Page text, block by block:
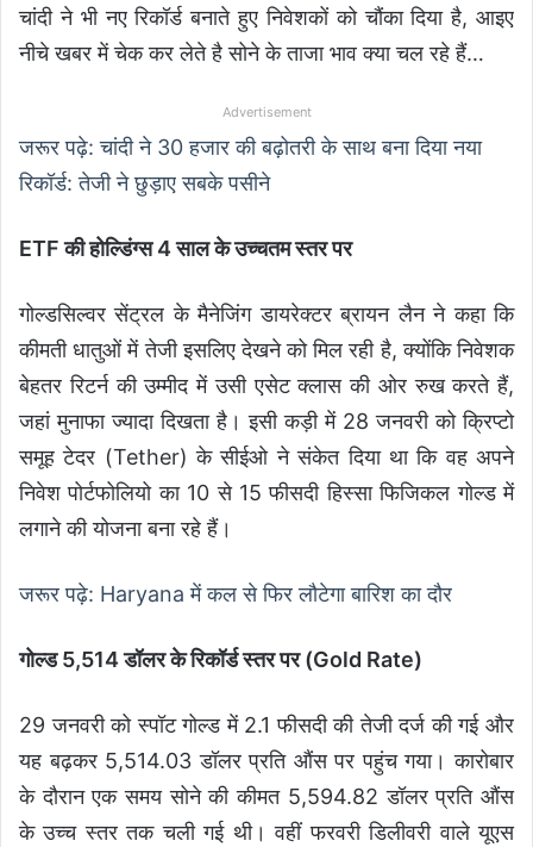
चांदी ने भी नए रिकॉर्ड बनाते हुए निवेशकों को चौंका दिया है, आइए
नीचे खबर में चेक कर लेते है सोने के ताजा भाव क्या चल रहे हैं…
Advertisement
जरूर पढ़े: चांदी ने 30 हजार की बढ़ोतरी के साथ बना दिया नया
रिकॉर्ड: तेजी ने छुड़ाए सबके पसीने
ETF की होल्डिंग्स 4 साल के उच्चतम स्तर पर
गोल्डसिल्वर सेंट्रल के मैनेजिंग डायरेक्टर ब्रायन लैन ने कहा कि
कीमती धातुओं में तेजी इसलिए देखने को मिल रही है, क्योंकि निवेशक
बेहतर रिटर्न की उम्मीद में उसी एसेट क्लास की ओर रुख करते हैं,
जहां मुनाफा ज्यादा दिखता है। इसी कड़ी में 28 जनवरी को क्रिप्टो
समूह टेदर (Tether) के सीईओ ने संकेत दिया था कि वह अपने
निवेश पोर्टफोलियो का 10 से 15 फीसदी हिस्सा फिजिकल गोल्ड में
लगाने की योजना बना रहे हैं।
जरूर पढ़े: Haryana में कल से फिर लौटेगा बारिश का दौर
गोल्ड 5,514 डॉलर के रिकॉर्ड स्तर पर (Gold Rate)
29 जनवरी को स्पॉट गोल्ड में 2.1 फीसदी की तेजी दर्ज की गई और
यह बढ़कर 5,514.03 डॉलर प्रति औंस पर पहुंच गया। कारोबार
के दौरान एक समय सोने की कीमत 5,594.82 डॉलर प्रति औंस
के उच्च स्तर तक चली गई थी। वहीं फरवरी डिलीवरी वाले यूएस